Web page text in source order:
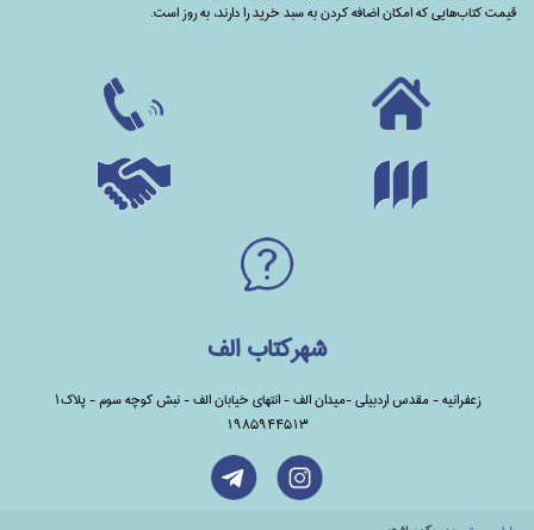
قیمت کتاب‌هایی که امکان اضافه کردن به سبد خرید را دارند،‌ به روز است.
شهرکتاب الف
زعفرانیه - مقدس اردبیلی -میدان الف - انتهای خیابان الف - نبش کوچه سوم - پلاک1
1985944513